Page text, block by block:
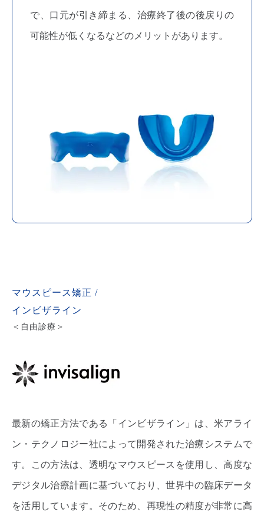
で、口元が引き締まる、治療終了後の後戻りの
可能性が低くなるなどのメリットがあります。
マウスピース矯正 /
インビザライン
＜自由診療＞
最新の矯正方法である「インビザライン」は、米アライ
ン・テクノロジー社によって開発された治療システムで
す。この方法は、透明なマウスピースを使用し、高度な
デジタル治療計画に基づいており、世界中の臨床データ
を活用しています。そのため、再現性の精度が非常に高